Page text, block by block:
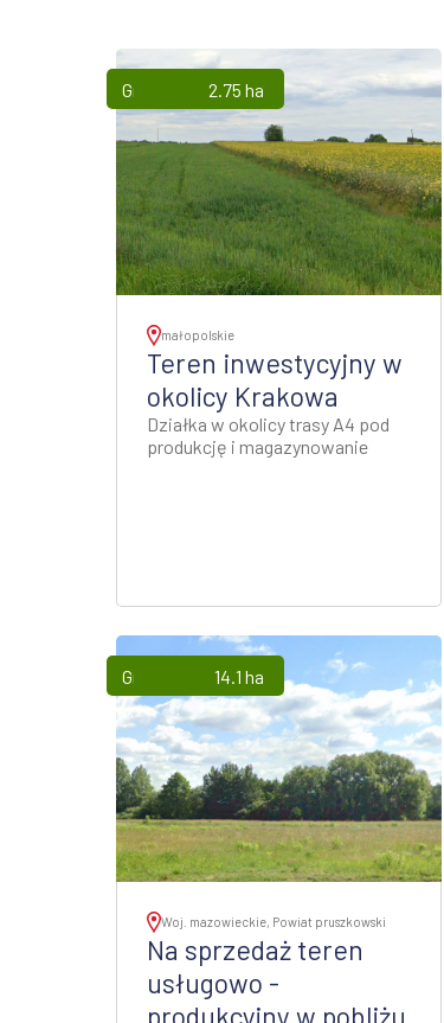
Grunty 2.75 ha
małopolskie
Teren inwestycyjny w
okolicy Krakowa
Działka w okolicy trasy A4 pod
produkcję i magazynowanie
Grunty 14.1 ha
Woj. mazowieckie, Powiat pruszkowski
Na sprzedaż teren
usługowo -
produkcyjny w pobliżu